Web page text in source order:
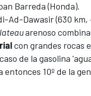
Barreda (Honda).
Ad-Dawasir (630
arenoso
con grandes rocas
de la gasolina
10º de la